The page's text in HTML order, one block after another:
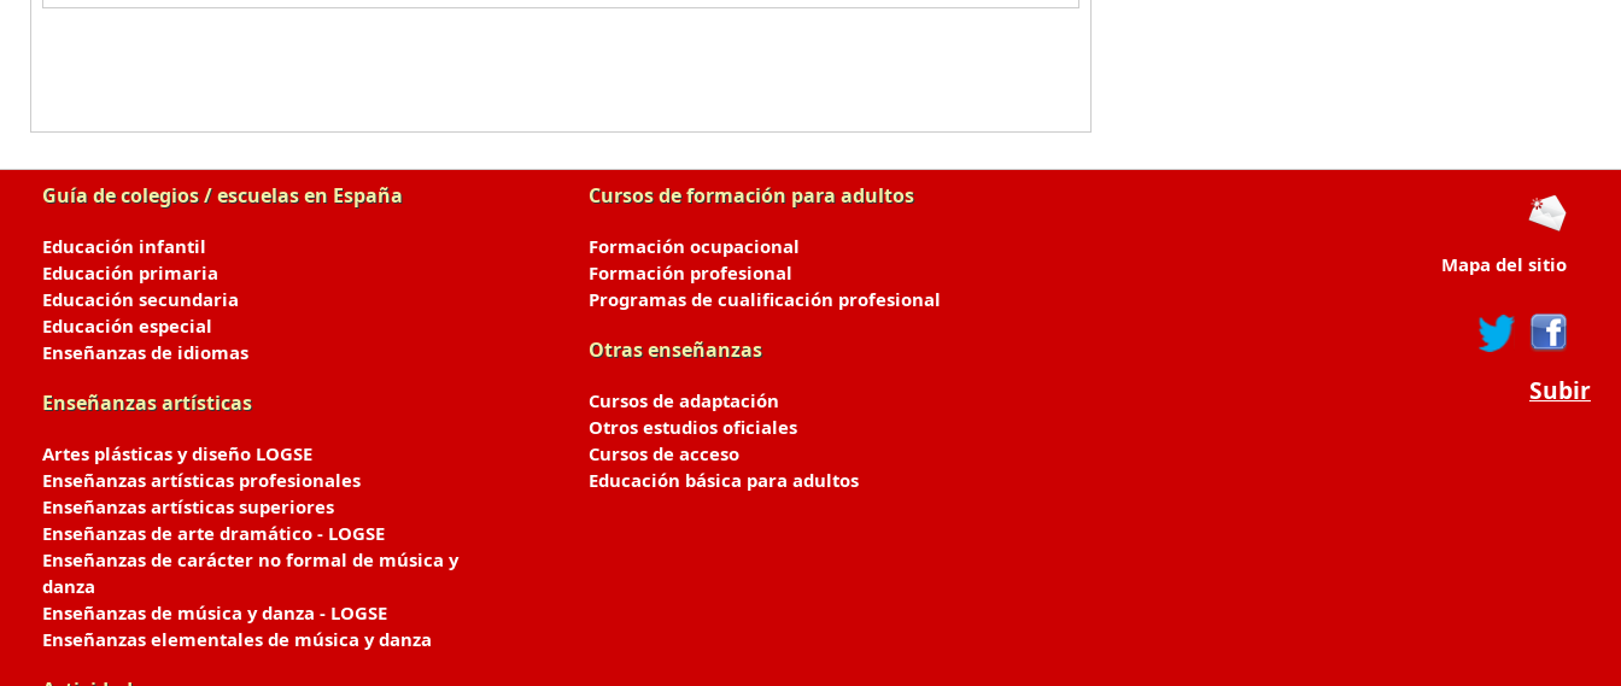
Guía de colegios / escuelas en España
Educación infantil
Educación primaria
Educación secundaria
Educación especial
Enseñanzas de idiomas
Enseñanzas artísticas
Artes plásticas y diseño LOGSE
Enseñanzas artísticas profesionales
Enseñanzas artísticas superiores
Enseñanzas de arte dramático - LOGSE
Enseñanzas de carácter no formal de música y
danza
Enseñanzas de música y danza - LOGSE
Enseñanzas elementales de música y danza
Cursos de formación para adultos
Formación ocupacional
Formación profesional
Programas de cualificación profesional
Otras enseñanzas
Cursos de adaptación
Otros estudios oficiales
Cursos de acceso
Educación básica para adultos
Mapa del sitio
Subir